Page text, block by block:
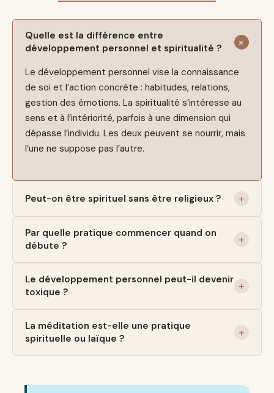
Quelle est la différence entre
développement personnel et spiritualité ?
Le développement personnel vise la connaissance
de soi et l’action concrète : habitudes, relations,
gestion des émotions. La spiritualité s’intéresse au
sens et à l’intériorité, parfois à une dimension qui
dépasse l’individu. Les deux peuvent se nourrir, mais
l’une ne suppose pas l’autre.
Peut-on être spirituel sans être religieux ?
Par quelle pratique commencer quand on
débute ?
Le développement personnel peut-il devenir
toxique ?
La méditation est-elle une pratique
spirituelle ou laïque ?